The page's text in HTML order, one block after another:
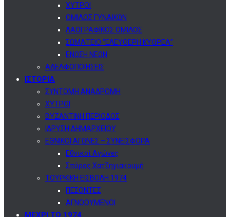
ΧΥΤΡΟΙ
ΟΜΙΛΟΣ ΓΥΝΑΙΚΩΝ
ΛΑΟΓΡΑΦΙΚΟΣ ΟΜΙΛΟΣ
ΣΩΜΑΤΕΙΟ “ΕΛΕΥΘΕΡΗ ΚΥΘΡΕΑ”
ΕΝΩΣΗ ΝΕΩΝ
ΑΔΕΛΦΟΠΟΙΗΣΕΙΣ
ΙΣΤΟΡΙΑ
ΣΥΝΤΟΜΗ ΑΝΑΔΡΟΜΗ
ΧΥΤΡΟΙ
ΒΥΖΑΝΤΙΝΗ ΠΕΡΙΟΔΟΣ
ΙΔΡΥΣΗ ΔΗΜΑΡΧΕΙΟΥ
ΕΘΝΙΚΟΙ ΑΓΩΝΕΣ – ΣΥΝΕΙΣΦΟΡΑ
Εθνικοί Αγώνες
Σπύρος Χατζηγιακουμή
ΤΟΥΡΚΙΚΗ ΕΙΣΒΟΛΗ 1974
ΠΕΣΟΝΤΕΣ
ΑΓΝΟΟΥΜΕΝΟΙ
ΜΕΧΡΙ ΤΟ 1974